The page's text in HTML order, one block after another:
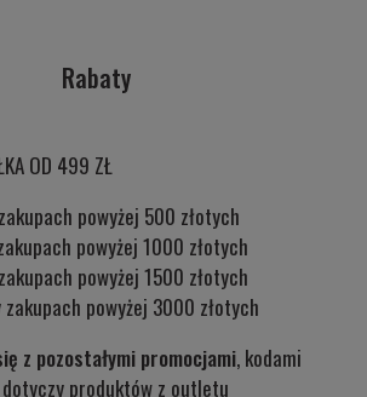
Rabaty
OD 499 ZŁ
powyżej 500 złotych
powyżej 1000 złotych
powyżej 1500 złotych
powyżej 3000 złotych
z pozostałymi promocjami, kodami
produktów z outletu